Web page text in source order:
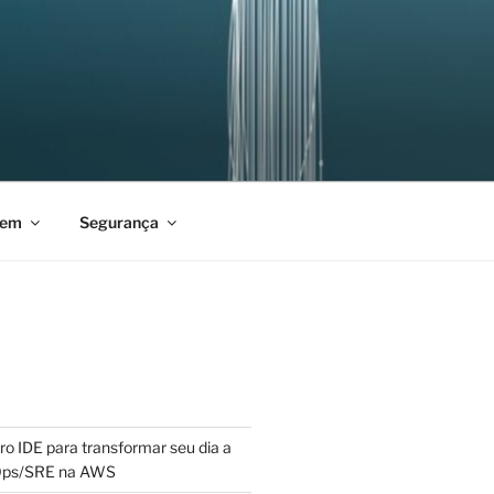
Segurança
IDE para transformar seu dia a
SRE na AWS